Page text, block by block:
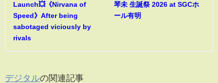
Launch💥《Nirvana of
Speed》After being
sabotaged viciously by
rivals
琴未 生誕祭 2026 at SGCホ
ール有明
デジタルの関連記事